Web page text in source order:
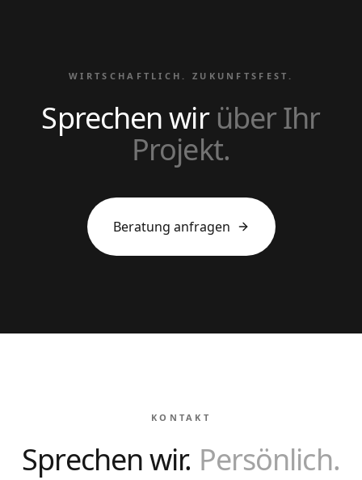
WIRTSCHAFTLICH. ZUKUNFTSFEST.
Sprechen wir über Ihr
Projekt.
Beratung anfragen
KONTAKT
Sprechen wir. Persönlich.